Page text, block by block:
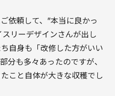
依頼して、”本当に良かっ
スリーデザインさんが出し
自身も「改修した方がいい
分も多々あったのですが、
こと自体が大きな収穫でし